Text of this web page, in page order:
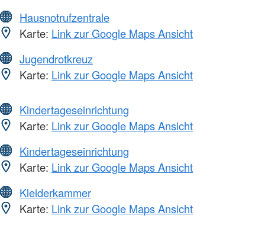
Hausnotrufzentrale
Karte: Link zur Google Maps Ansicht
Jugendrotkreuz
Karte: Link zur Google Maps Ansicht
Kindertageseinrichtung
Karte: Link zur Google Maps Ansicht
Kindertageseinrichtung
Karte: Link zur Google Maps Ansicht
Kleiderkammer
Karte: Link zur Google Maps Ansicht